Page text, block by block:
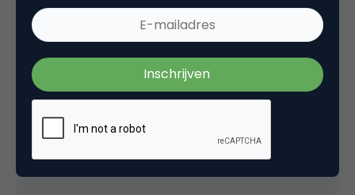
Campingkluns
Nou, als het boek net zo goed gevuld is als het
promotiemateriaal in kwestie….
17 februari 2007 om 12:54